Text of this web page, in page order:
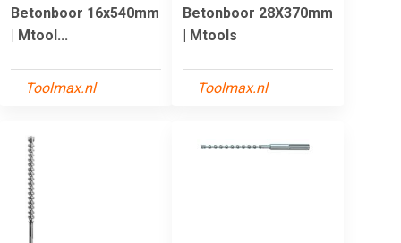
Betonboor 16x540mm
| Mtool...
Toolmax.nl
Betonboor 28X370mm
| Mtools
Toolmax.nl